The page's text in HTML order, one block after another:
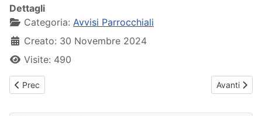
Dettagli
Categoria: Avvisi Parrocchiali
Creato: 30 Novembre 2024
Visite: 490
Articolo precedente: Avvisi Parrocchiali - Domenica 08
Prec Articolo
Avanti